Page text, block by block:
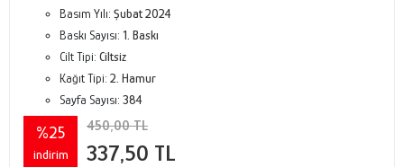
Basım Yılı: Şubat 2024
Baskı Sayısı: 1. Baskı
Cilt Tipi: Ciltsiz
Kağıt Tipi: 2. Hamur
Sayfa Sayısı: 384
%25
indirim
450,00 TL
337,50 TL